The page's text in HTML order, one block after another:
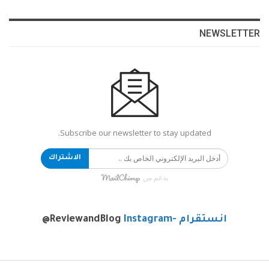
NEWSLETTER
Subscribe our newsletter to stay updated.
الاشتراك
بدعم من
انستقرام -Instagram @ReviewandBlog